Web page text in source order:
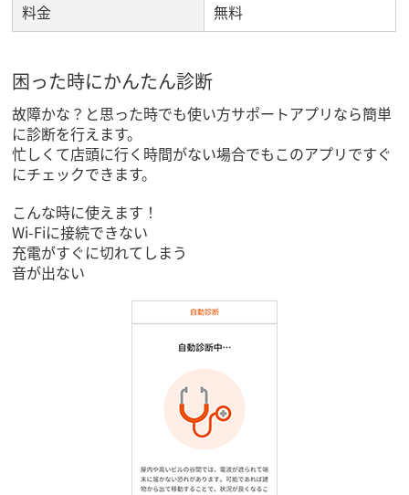
料金
無料
困った時にかんたん診断
故障かな？と思った時でも使い方サポートアプリなら簡単
に診断を行えます。
忙しくて店頭に行く時間がない場合でもこのアプリですぐ
にチェックできます。
こんな時に使えます！
Wi-Fiに接続できない
充電がすぐに切れてしまう
音が出ない